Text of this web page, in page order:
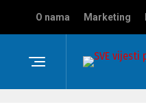
O nama Marketing